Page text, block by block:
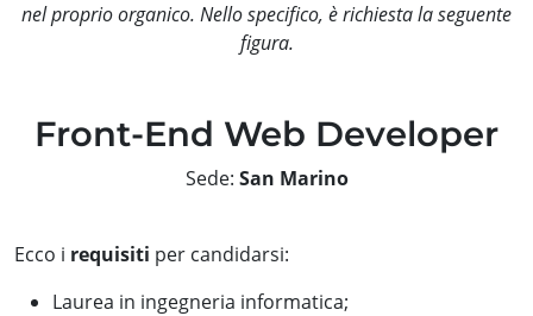
nel proprio organico. Nello specifico, è richiesta la seguente
figura.
Front-End Web Developer
Sede: San Marino
Ecco i requisiti per candidarsi:
Laurea in ingegneria informatica;